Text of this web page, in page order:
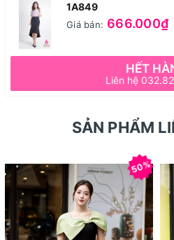
1A849
Giá bán: 666.000₫
HẾT
Liên hệ
SẢN PHẨM
50%